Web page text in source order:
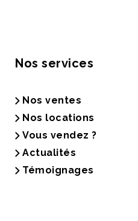
Nos services
Nos ventes
Nos locations
Vous vendez ?
Actualités
Témoignages